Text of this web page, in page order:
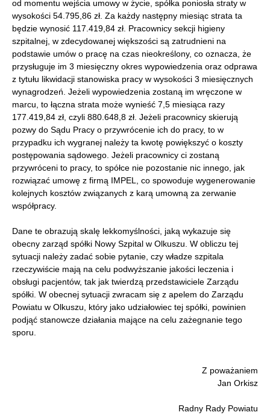
od momentu wejścia umowy w życie, spółka poniosła straty w
wysokości 54.795,86 zł. Za każdy następny miesiąc strata ta
będzie wynosić 117.419,84 zł. Pracownicy sekcji higieny
szpitalnej, w zdecydowanej większości są zatrudnieni na
podstawie umów o pracę na czas nieokreślony, co oznacza, że
przysługuje im 3 miesięczny okres wypowiedzenia oraz odprawa
z tytułu likwidacji stanowiska pracy w wysokości 3 miesięcznych
wynagrodzeń. Jeżeli wypowiedzenia zostaną im wręczone w
marcu, to łączna strata może wynieść 7,5 miesiąca razy
177.419,84 zł, czyli 880.648,8 zł. Jeżeli pracownicy skierują
pozwy do Sądu Pracy o przywrócenie ich do pracy, to w
przypadku ich wygranej należy ta kwotę powiększyć o koszty
postępowania sądowego. Jeżeli pracownicy ci zostaną
przywróceni to pracy, to spółce nie pozostanie nic innego, jak
rozwiązać umowę z firmą IMPEL, co spowoduje wygenerowanie
kolejnych kosztów związanych z karą umowną za zerwanie
współpracy.
Dane te obrazują skalę lekkomyślności, jaką wykazuje się
obecny zarząd spółki Nowy Szpital w Olkuszu. W obliczu tej
sytuacji należy zadać sobie pytanie, czy władze szpitala
rzeczywiście mają na celu podwyższanie jakości leczenia i
obsługi pacjentów, tak jak twierdzą przedstawiciele Zarządu
spółki. W obecnej sytuacji zwracam się z apelem do Zarządu
Powiatu w Olkuszu, który jako udziałowiec tej spółki, powinien
podjąć stanowcze działania mające na celu zażegnanie tego
sporu.
Z poważaniem
Jan Orkisz
Radny Rady Powiatu